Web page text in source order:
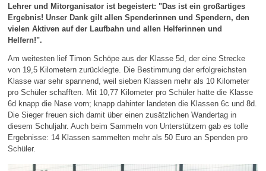
Lehrer und Mitorganisator ist begeistert: "Das ist ein großartiges
Ergebnis! Unser Dank gilt allen Spenderinnen und Spendern, den
vielen Aktiven auf der Laufbahn und allen Helferinnen und
Helfern!".
Am weitesten lief Timon Schöpe aus der Klasse 5d, der eine Strecke
von 19,5 Kilometern zurücklegte. Die Bestimmung der erfolgreichsten
Klasse war sehr spannend, weil sieben Klassen mehr als 10 Kilometer
pro Schüler schafften. Mit 10,77 Kilometer pro Schüler hatte die Klasse
6d knapp die Nase vorn; knapp dahinter landeten die Klassen 6c und 8d.
Die Sieger freuen sich damit über einen zusätzlichen Wandertag in
diesem Schuljahr. Auch beim Sammeln von Unterstützern gab es tolle
Ergebnisse: 14 Klassen sammelten mehr als 50 Euro an Spenden pro
Schüler.